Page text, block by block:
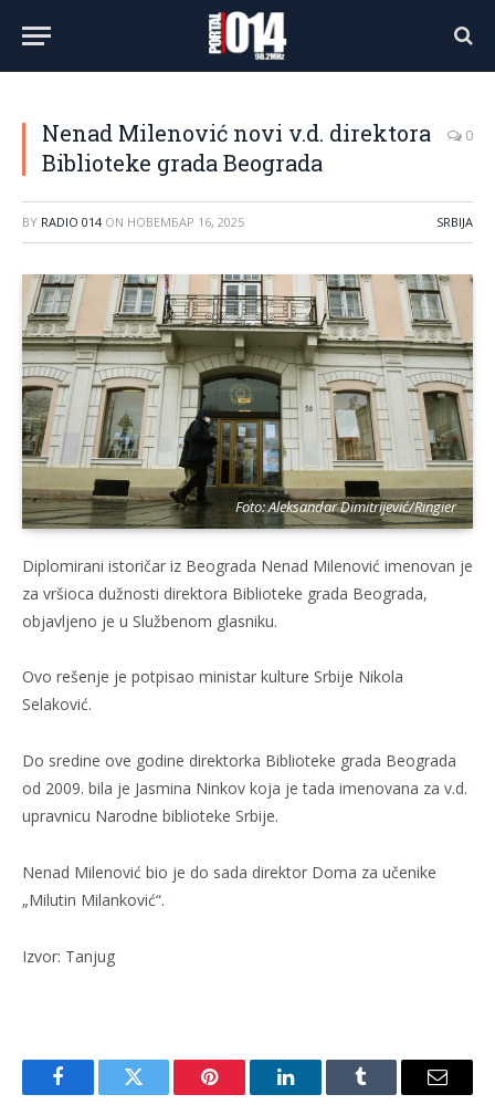
Nenad Milenović novi v.d. direktora
Biblioteke grada Beograda
0
BY RADIO 014 ON НОВЕМБАР 16, 2025 SRBIJA
Foto: Aleksandar Dimitrijević/Ringier
Diplomirani istoričar iz Beograda Nenad Milenović imenovan je
za vršioca dužnosti direktora Biblioteke grada Beograda,
objavljeno je u Službenom glasniku.
Ovo rešenje je potpisao ministar kulture Srbije Nikola
Selaković.
Do sredine ove godine direktorka Biblioteke grada Beograda
od 2009. bila je Jasmina Ninkov koja je tada imenovana za v.d.
upravnicu Narodne biblioteke Srbije.
Nenad Milenović bio je do sada direktor Doma za učenike
„Milutin Milanković“.
Izvor: Tanjug
FacebookTwitter Pinterest LinkedInTumblr Email